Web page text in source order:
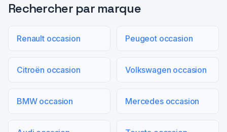
Rechercher par marque
Renault occasion Peugeot occasion
Citroën occasion Volkswagen occasion
BMW occasion Mercedes occasion